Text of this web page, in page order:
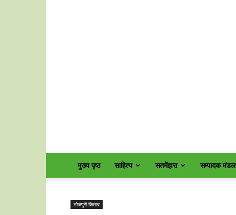
मुख्य पृष्ठ साहित्य सतमेंझरा सम्पादक मंडल
भोजपुरी किताब